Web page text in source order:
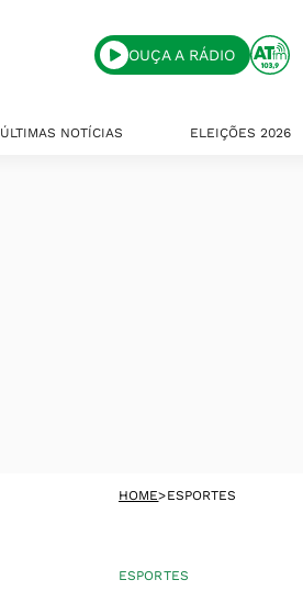
OUÇA A RÁDIO
ÚLTIMAS NOTÍCIAS ELEIÇÕES 2026
HOME>ESPORTES
ESPORTES